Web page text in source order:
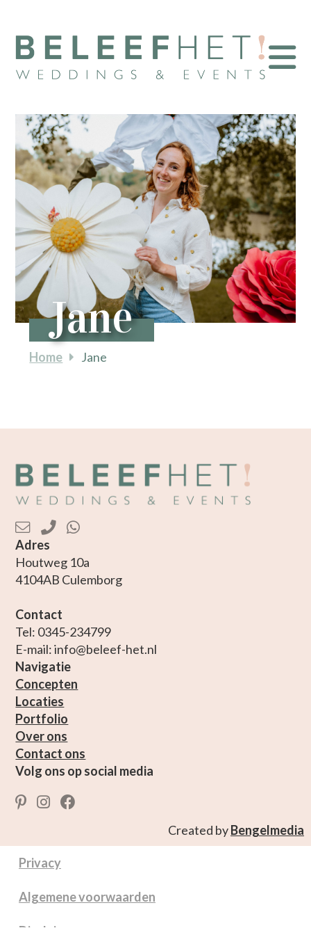
Jane
Home Jane
Adres
Houtweg 10a
4104AB Culemborg
Contact
Tel: 0345-234799
E-mail: info@beleef-het.nl
Navigatie
Concepten
Locaties
Portfolio
Over ons
Contact ons
Volg ons op social media
Created byBengelmedia
Privacy
Algemene voorwaarden
Disclaimer